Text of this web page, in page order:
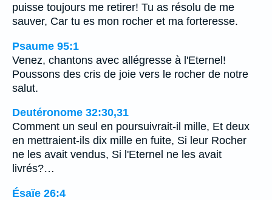
puisse toujours me retirer! Tu as résolu de me
sauver, Car tu es mon rocher et ma forteresse.
Psaume 95:1
Venez, chantons avec allégresse à l'Eternel!
Poussons des cris de joie vers le rocher de notre
salut.
Deutéronome 32:30,31
Comment un seul en poursuivrait-il mille, Et deux
en mettraient-ils dix mille en fuite, Si leur Rocher
ne les avait vendus, Si l'Eternel ne les avait
livrés?…
Ésaïe 26:4